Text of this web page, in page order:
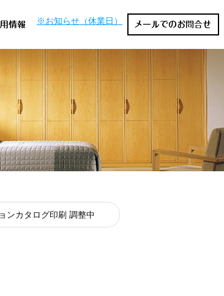
※お知らせ（休業日）
ンカタログ印刷 調整中